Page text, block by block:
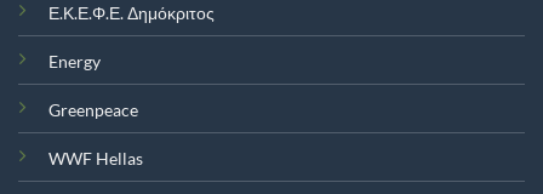
Ε.Κ.Ε.Φ.Ε. Δημόκριτος
Energy
Greenpeace
WWF Hellas